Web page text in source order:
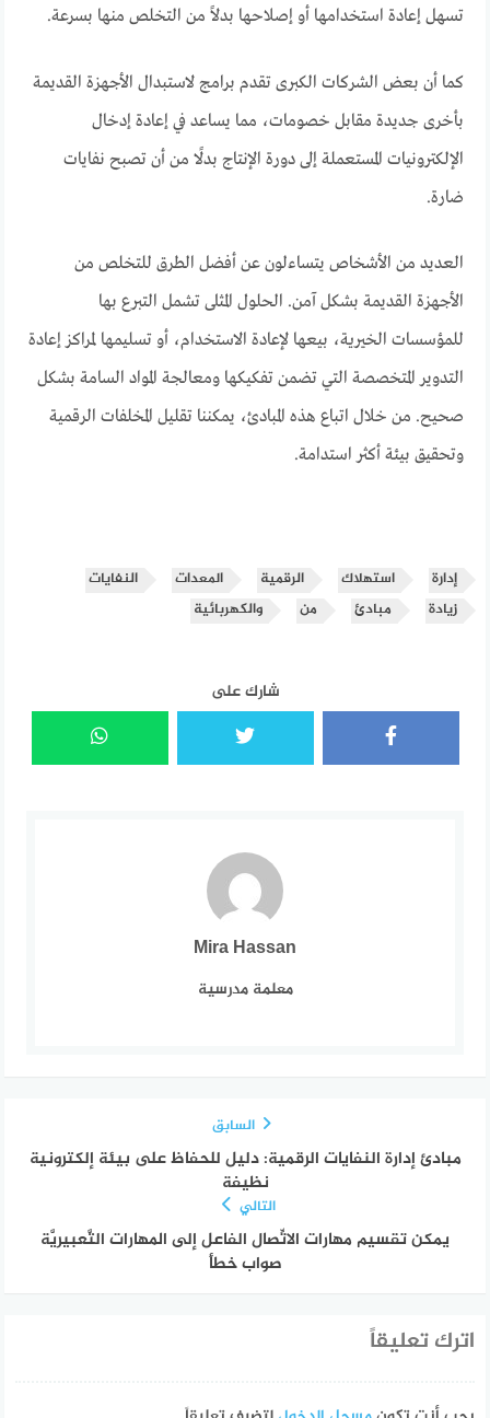
تسهل إعادة استخدامها أو إصلاحها بدلاً من التخلص منها بسرعة.
كما أن بعض الشركات الكبرى تقدم برامج لاستبدال الأجهزة القديمة
بأخرى جديدة مقابل خصومات، مما يساعد في إعادة إدخال
الإلكترونيات المستعملة إلى دورة الإنتاج بدلًا من أن تصبح نفايات
ضارة.
العديد من الأشخاص يتساءلون عن أفضل الطرق للتخلص من
الأجهزة القديمة بشكل آمن. الحلول المثلى تشمل التبرع بها
للمؤسسات الخيرية، بيعها لإعادة الاستخدام، أو تسليمها لمراكز إعادة
التدوير المتخصصة التي تضمن تفكيكها ومعالجة المواد السامة بشكل
صحيح. من خلال اتباع هذه المبادئ، يمكننا تقليل المخلفات الرقمية
وتحقيق بيئة أكثر استدامة.
إدارة استهلاك الرقمية المعدات
النفايات
زيادة
مبادئ من والكهربائية
شارك على
Mira Hassan
معلمة مدرسية
السابق
مبادئ إدارة النفايات الرقمية: دليل للحفاظ على بيئة إلكترونية
نظيفة
التالي
يمكن تقسيم مهارات الاتِّصال الفاعل إلى المهارات التَّعبيريَّة
صواب خطأ
اترك تعليقاً